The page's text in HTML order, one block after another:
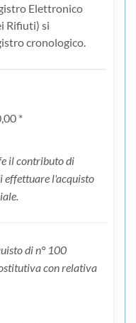
Elettronico
Rifiuti) si
cronologico.
*
il contributo di
effettuare l'acquisto
di n° 100
con relativa